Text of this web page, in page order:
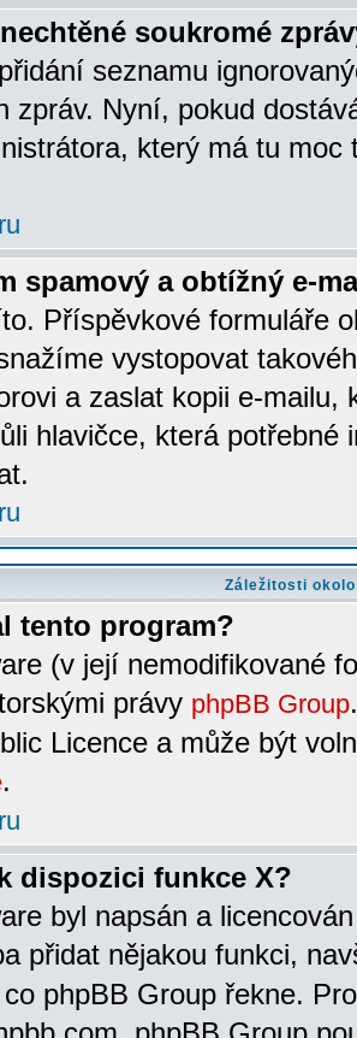
soukromé
seznamu
zpráv. Nyní, pokud
který má tu
spamový a obtížný e-
Příspěvkové formuláře
vystopovat
a zaslat kopii e-mailu,
hlavičce, která potřebné
Záležitosti
tento program?
(v její nemodifikované
právy phpBB Group
Licence a může být
.
dispozici funkce X?
byl napsán a
přidat nějakou funkci,
phpBB Group řekne.